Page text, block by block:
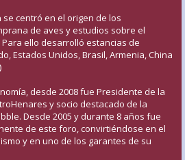
centró en el origen de los
de aves y estudios sobre el
ello desarrolló estancias de
Estados Unidos, Brasil, Armenia, China
desde 2008 fue Presidente de la
y socio destacado de la
Desde 2005 y durante 8 años fue
de este foro, convirtiéndose en el
y en uno de los garantes de su